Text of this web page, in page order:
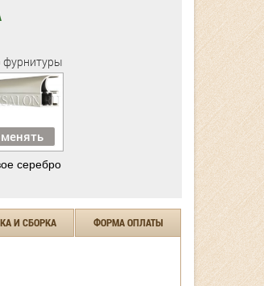
серебро
И СБОРКА ФОРМА ОПЛАТЫ